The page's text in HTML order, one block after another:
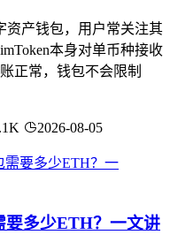
资产钱包，用户常关注其
本身对单币种接收
正常，钱包不会限制
2026-08-05
要多少ETH？一文讲